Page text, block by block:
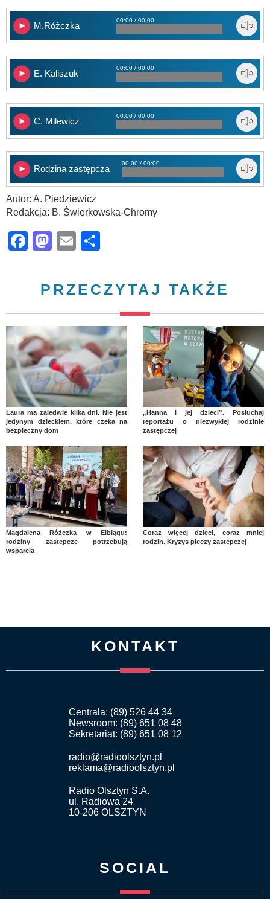
M.Różczka
00:00 / 00:00
E. Kaliszuk
00:00 / 00:00
C. Milewicz
00:00 / 00:00
Rodzina zastępcza
00:00 / 00:00
Autor: A. Piedziewicz
Redakcja: B. Świerkowska-Chromy
Facebook
Mastodon
Email
PRZECZYTAJ TAKŻE
Laura ma zaledwie kilka dni. Nie jest
jedynym dzieckiem, które czeka na
bezpieczny dom
„Hanna i jej dzieci”. Posłuchaj
reportażu o niezwykłej rodzinie
zastępczej
Magdalena Różczka w Elblągu:
rodziny zastępcze potrzebują
wsparcia
Coraz więcej dzieci, coraz mniej
rodzin. Kryzys pieczy zastępczej
KONTAKT
Centrala: (89) 526 44 34
Newsroom: (89) 651 08 48
Sekretariat: (89) 651 08 12
radio@radioolsztyn.pl
reklama@radioolsztyn.pl
Radio Olsztyn S.A.
ul. Radiowa 24
10-206 OLSZTYN
SOCIAL